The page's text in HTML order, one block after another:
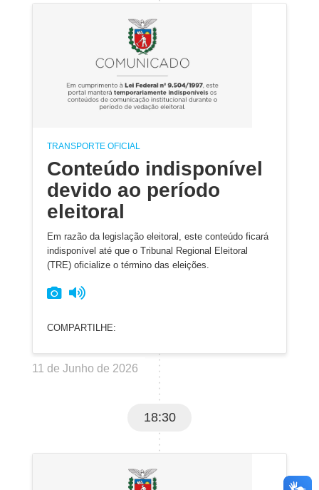
TRANSPORTE OFICIAL
Conteúdo indisponível
devido ao período
eleitoral
Em razão da legislação eleitoral, este conteúdo ficará
indisponível até que o Tribunal Regional Eleitoral
(TRE) oficialize o término das eleições.
COMPARTILHE:
11 de Junho de 2026
18:30